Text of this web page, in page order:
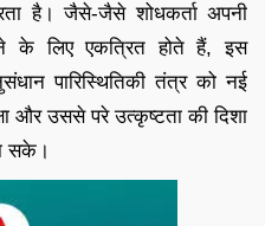
है। जैसे-जैसे शोधकर्ता अपनी
के लिए एकत्रित होते हैं, इस
पारिस्थितिकी तंत्र को नई
और उससे परे उत्कृष्टता की दिशा
सके।